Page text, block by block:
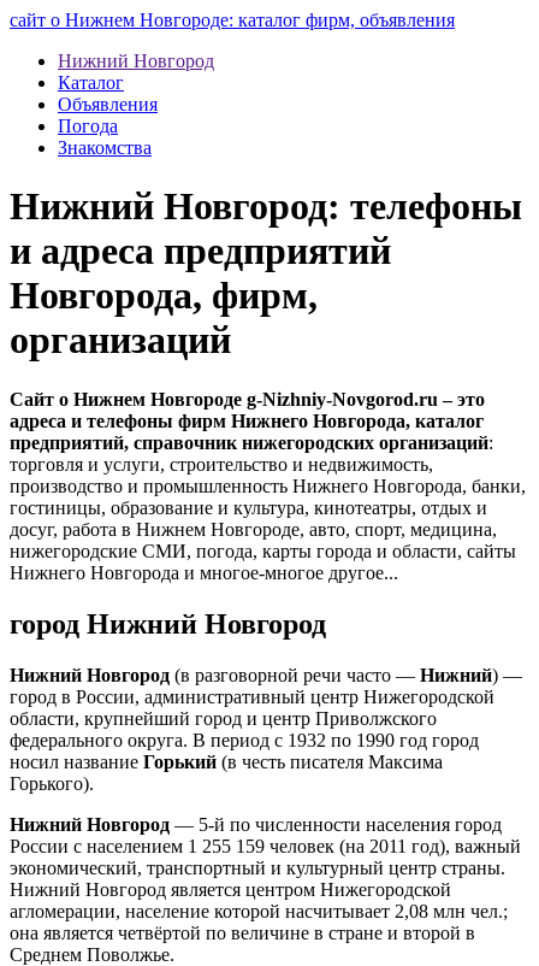
сайт о Нижнем Новгороде: каталог фирм, объявления
Нижний Новгород
Каталог
Объявления
Погода
Знакомства
Нижний Новгород: телефоны
и адреса предприятий
Новгорода, фирм,
организаций
Сайт о Нижнем Новгороде g-Nizhniy-Novgorod.ru – это
адреса и телефоны фирм Нижнего Новгорода, каталог
предприятий, справочник нижегородских организаций:
торговля и услуги, строительство и недвижимость,
производство и промышленность Нижнего Новгорода, банки,
гостиницы, образование и культура, кинотеатры, отдых и
досуг, работа в Нижнем Новгороде, авто, спорт, медицина,
нижегородские СМИ, погода, карты города и области, сайты
Нижнего Новгорода и многое-многое другое...
город Нижний Новгород
Нижний Новгород (в разговорной речи часто — Нижний) —
город в России, административный центр Нижегородской
области, крупнейший город и центр Приволжского
федерального округа. В период с 1932 по 1990 год город
носил название Горький (в честь писателя Максима
Горького).
Нижний Новгород — 5-й по численности населения город
России с населением 1 255 159 человек (на 2011 год), важный
экономический, транспортный и культурный центр страны.
Нижний Новгород является центром Нижегородской
агломерации, население которой насчитывает 2,08 млн чел.;
она является четвёртой по величине в стране и второй в
Среднем Поволжье.